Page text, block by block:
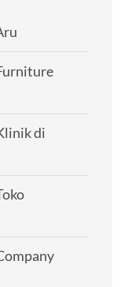
di